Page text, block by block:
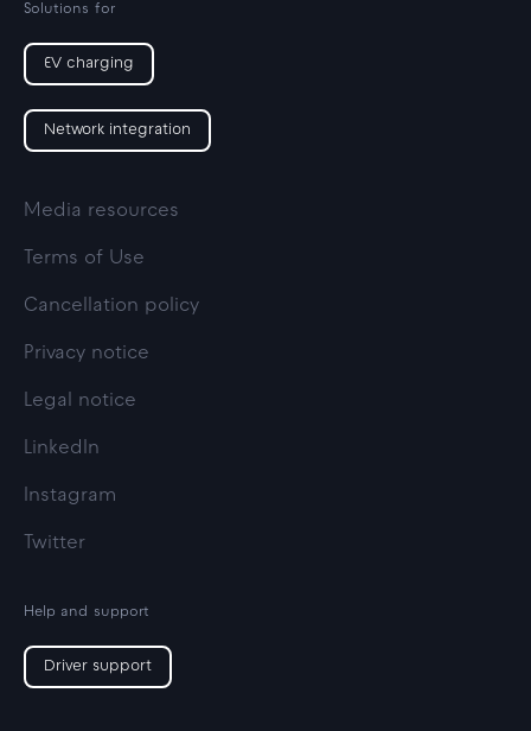
Solutions for
EV charging
Network integration
Media resources
Terms of Use
Cancellation policy
Privacy notice
Legal notice
LinkedIn
Instagram
Twitter
Help and support
Driver support